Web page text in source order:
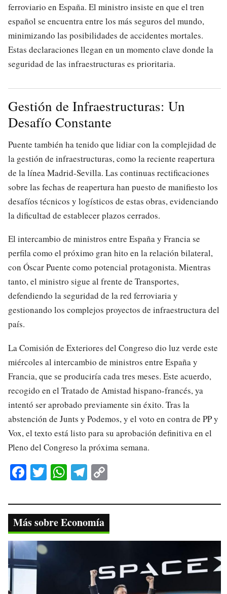
ferroviario en España. El ministro insiste en que el tren
español se encuentra entre los más seguros del mundo,
minimizando las posibilidades de accidentes mortales.
Estas declaraciones llegan en un momento clave donde la
seguridad de las infraestructuras es prioritaria.
Gestión de Infraestructuras: Un
Desafío Constante
Puente también ha tenido que lidiar con la complejidad de
la gestión de infraestructuras, como la reciente reapertura
de la línea Madrid-Sevilla. Las continuas rectificaciones
sobre las fechas de reapertura han puesto de manifiesto los
desafíos técnicos y logísticos de estas obras, evidenciando
la dificultad de establecer plazos cerrados.
El intercambio de ministros entre España y Francia se
perfila como el próximo gran hito en la relación bilateral,
con Óscar Puente como potencial protagonista. Mientras
tanto, el ministro sigue al frente de Transportes,
defendiendo la seguridad de la red ferroviaria y
gestionando los complejos proyectos de infraestructura del
país.
La Comisión de Exteriores del Congreso dio luz verde este
miércoles al intercambio de ministros entre España y
Francia, que se produciría cada tres meses. Este acuerdo,
recogido en el Tratado de Amistad hispano-francés, ya
intentó ser aprobado previamente sin éxito. Tras la
abstención de Junts y Podemos, y el voto en contra de PP y
Vox, el texto está listo para su aprobación definitiva en el
Pleno del Congreso la próxima semana.
Fa
bo
ok
T
tte
r
W
ts
A
pp
Te
gr
a
m
y
Li
nk
Más sobre Economía